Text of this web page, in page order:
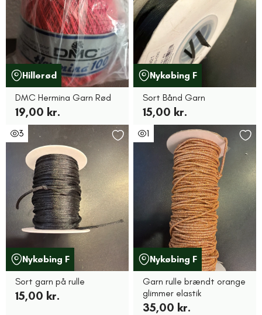
Hillerød
DMC Hermina Garn Rød
19,00 kr.
Nykøbing F
Sort Bånd Garn
15,00 kr.
3
Nykøbing F
Sort garn på rulle
15,00 kr.
1
Nykøbing F
Garn rulle brændt orange
glimmer elastik
35,00 kr.